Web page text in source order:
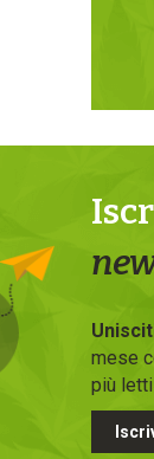
mese
più